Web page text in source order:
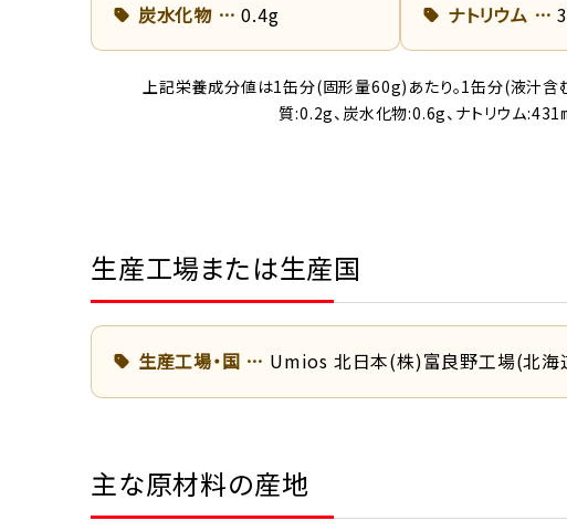
炭水化物 0.4g ナトリウム
上記栄養成分値は1缶分(固形量60g)あたり。1缶分(液汁含
質:0.2g、炭水化物:0.6g、ナトリウム
生産工場または生産国
生産工場・国 Umios 北日本(株)富良野工場(北海
主な原材料の産地